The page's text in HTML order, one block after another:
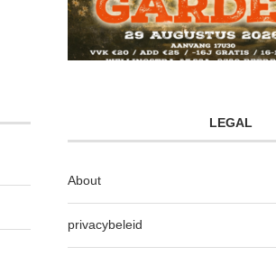
LEGAL
About
privacybeleid